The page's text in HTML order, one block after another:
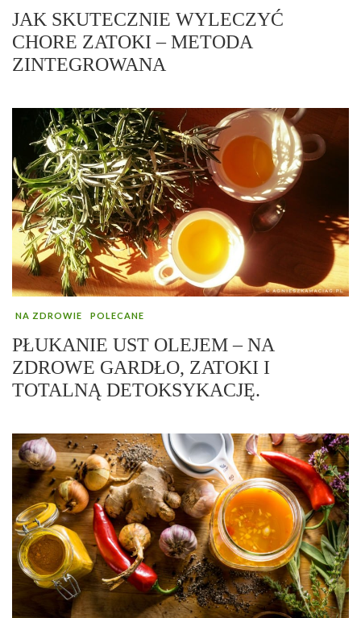
JAK SKUTECZNIE WYLECZYĆ
CHORE ZATOKI – METODA
ZINTEGROWANA
NA ZDROWIE POLECANE
PŁUKANIE UST OLEJEM – NA
ZDROWE GARDŁO, ZATOKI I
TOTALNĄ DETOKSYKACJĘ.